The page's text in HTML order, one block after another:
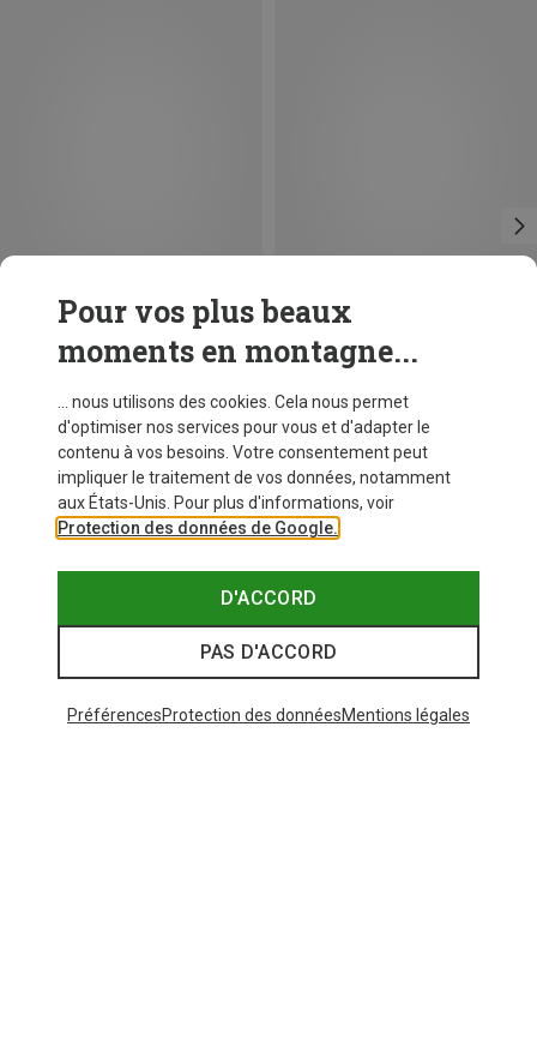
Vous économisez 28% Vous économisez 23%
Pour vos plus beaux
moments en montagne...
... nous utilisons des cookies. Cela nous permet
d'optimiser nos services pour vous et d'adapter le
contenu à vos besoins. Votre consentement peut
impliquer le traitement de vos données, notamment
aux États-Unis. Pour plus d'informations, voir
Protection des données de Google.
D'ACCORD
PAS D'ACCORD
PréférencesProtection des donnéesMentions légales